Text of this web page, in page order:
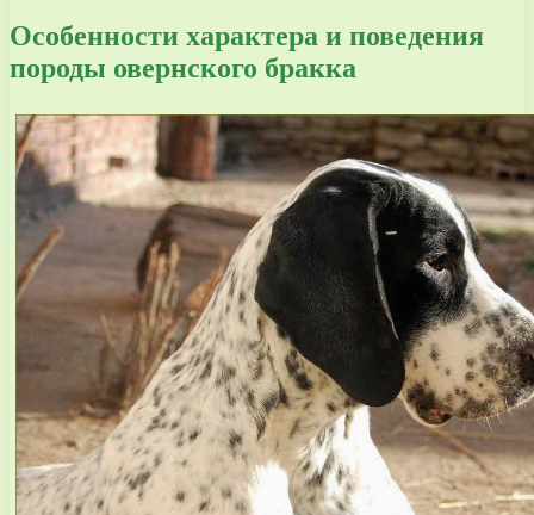
Особенности характера и поведения
породы овернского бракка